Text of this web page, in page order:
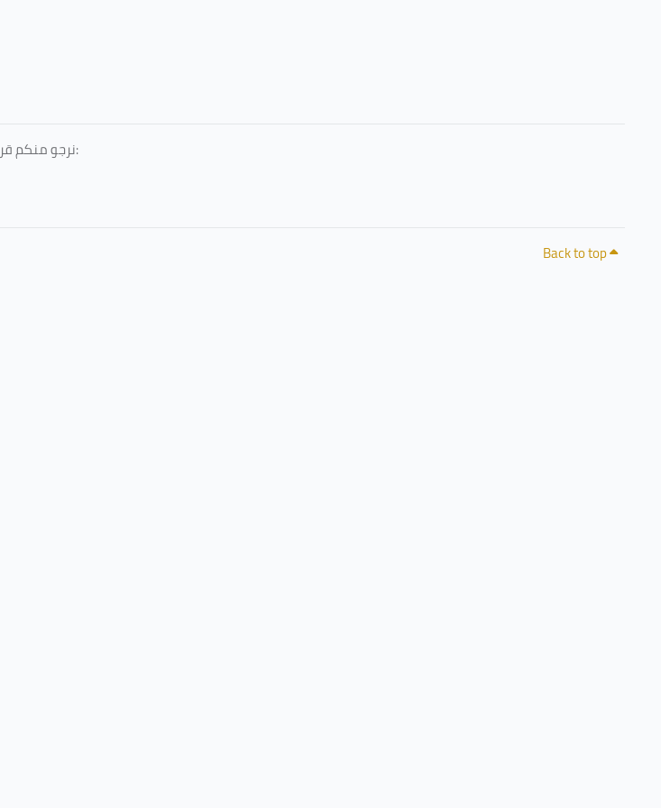
نرجو منكم قراءة شروط الاستخدام الخاصة بالخدمات المقدمة، والمعتمدة من جامعة الطائف، عبر الرابط التالي:
Back to top